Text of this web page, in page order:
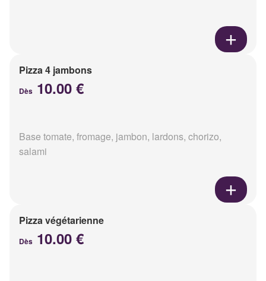
Pizza 4 jambons
Dès 10.00 €
Base tomate, fromage, jambon, lardons, chorizo,
salami
Pizza végétarienne
Dès 10.00 €